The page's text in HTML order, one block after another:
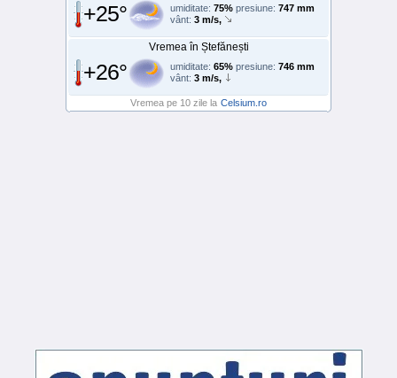
+25° umiditate: 75% presiune: 747 mm
vânt: 3 m/s,
Vremea în Ștefănești
+26° umiditate: 65% presiune: 746 mm
vânt: 3 m/s,
Vremea pe 10 zile la Celsium.ro